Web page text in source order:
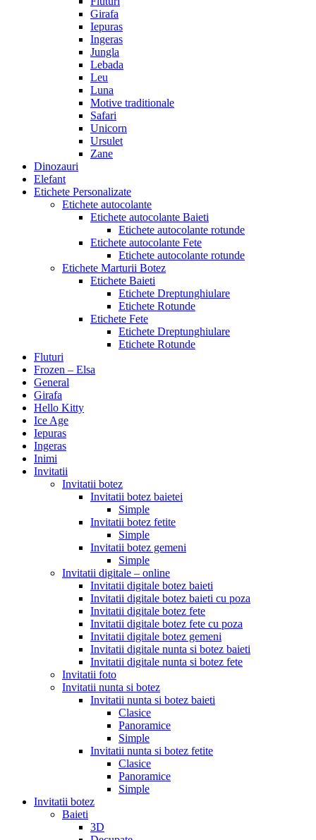
Girafa
Iepuras
Ingeras
Jungla
Lebada
Leu
Luna
Motive traditionale
Safari
Unicorn
Ursulet
Zane
Dinozauri
Elefant
Etichete Personalizate
Etichete autocolante
Etichete autocolante Baieti
Etichete autocolante rotunde
Etichete autocolante Fete
Etichete autocolante rotunde
Etichete Marturii Botez
Etichete Baieti
Etichete Dreptunghiulare
Etichete Rotunde
Etichete Fete
Etichete Dreptunghiulare
Etichete Rotunde
Fluturi
Frozen – Elsa
General
Girafa
Hello Kitty
Ice Age
Iepuras
Ingeras
Inimi
Invitatii
Invitatii botez
Invitatii botez baietei
Simple
Invitatii botez fetite
Simple
Invitatii botez gemeni
Simple
Invitatii digitale – online
Invitatii digitale botez baieti
Invitatii digitale botez baieti cu poza
Invitatii digitale botez fete
Invitatii digitale botez fete cu poza
Invitatii digitale botez gemeni
Invitatii digitale nunta si botez baieti
Invitatii digitale nunta si botez fete
Invitatii foto
Invitatii nunta si botez
Invitatii nunta si botez baieti
Clasice
Panoramice
Simple
Invitatii nunta si botez fetite
Clasice
Panoramice
Simple
Invitatii botez
Baieti
3D